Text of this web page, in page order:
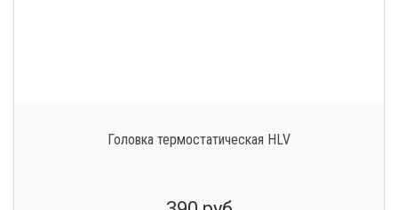
Головка термостатическая HLV